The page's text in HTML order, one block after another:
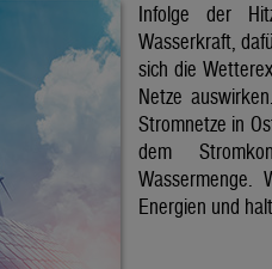
Infolge der
Wasserkraft,
sich die
Netze
Stromnetze in
dem
Wassermenge.
Energien und